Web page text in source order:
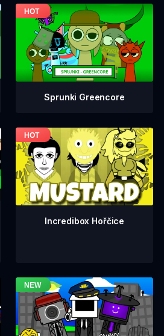
Sprunki Greencore
Incredibox Hořčice